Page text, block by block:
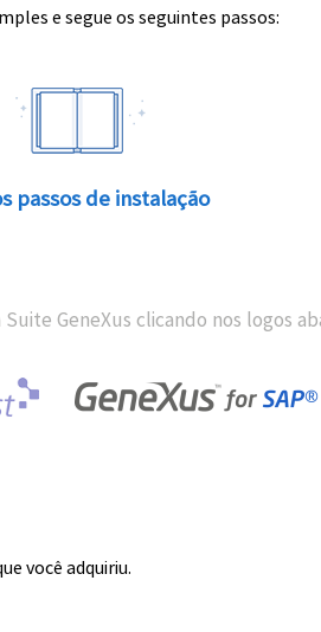
e segue os seguintes passos:
passos de instalação
GeneXus clicando nos logos
você adquiriu.